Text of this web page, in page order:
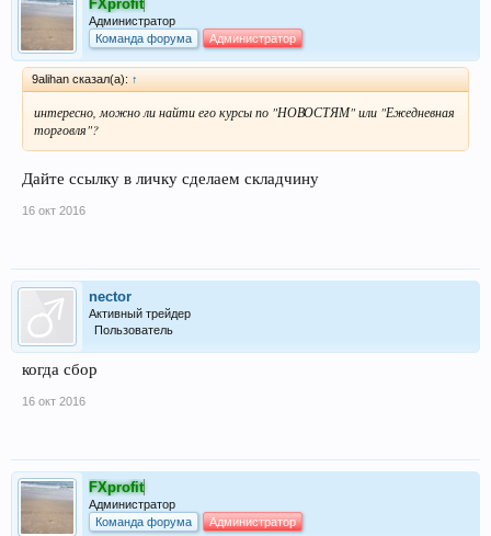
FXprofit
Администратор
Команда форума
Администратор
9alihan сказал(а): ↑
интересно, можно ли найти его курсы по "НОВОСТЯМ" или "Ежедневная
торговля"?
Дайте ссылку в личку сделаем складчину
16 окт 2016
nector
Активный трейдер
Пользователь
когда сбор
16 окт 2016
FXprofit
Администратор
Команда форума
Администратор